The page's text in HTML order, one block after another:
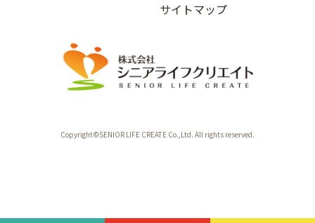
サイトマップ
Copyright©SENIOR LIFE CREATE Co.,Ltd. All rights reserved.